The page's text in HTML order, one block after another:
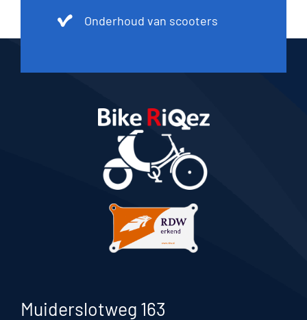
Onderhoud van scooters
Muiderslotweg 163